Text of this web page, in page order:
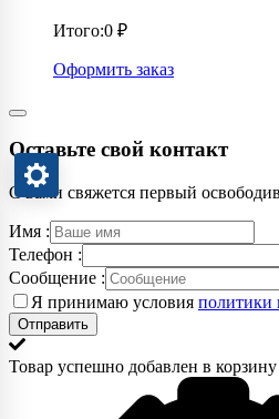
Итого:0 ₽
Оформить заказ
Оставьте свой контакт
С вами свяжется первый
Имя :
Телефон :
Сообщение :
Я принимаю условия политики
Товар успешно добавлен в корзину